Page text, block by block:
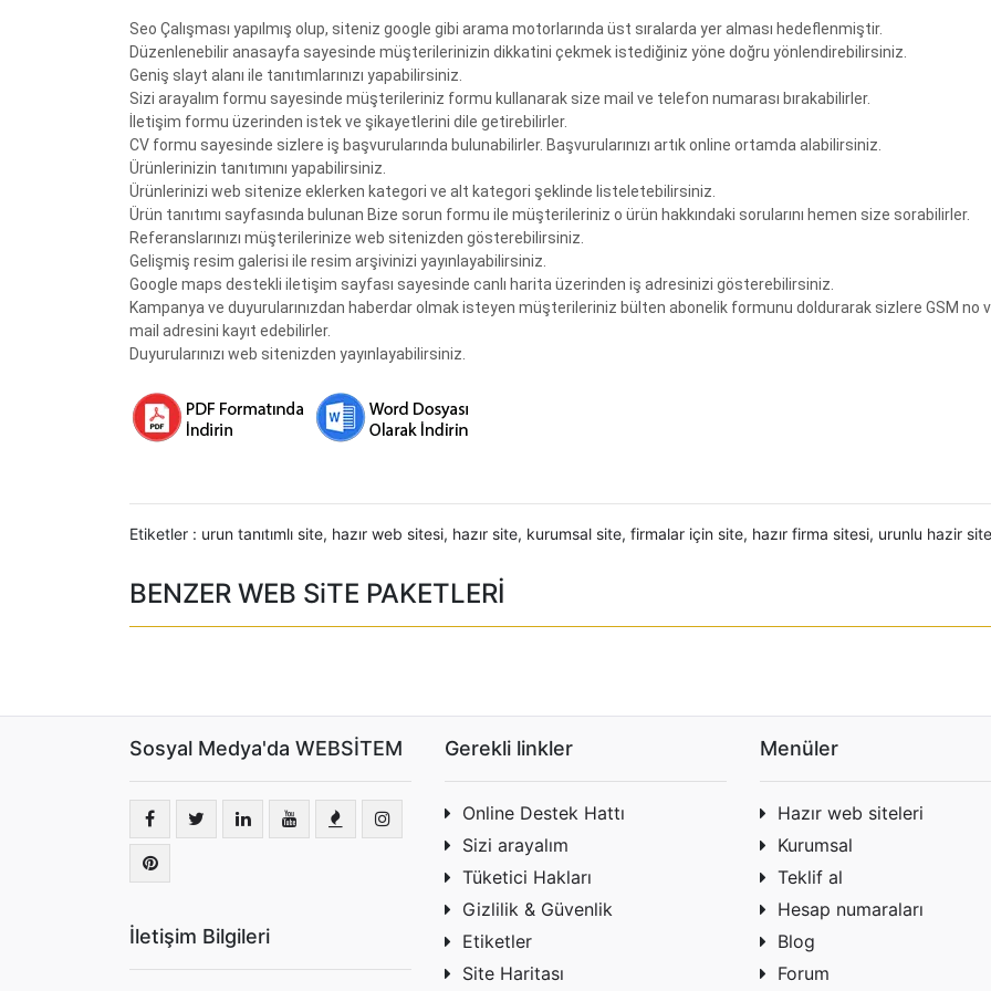
Seo Çalışması yapılmış olup, siteniz google gibi arama motorlarında üst sıralarda yer alması hedeflenmiştir.
Düzenlenebilir anasayfa sayesinde müşterilerinizin dikkatini çekmek istediğiniz yöne doğru yönlendirebilirsiniz.
Geniş slayt alanı ile tanıtımlarınızı yapabilirsiniz.
Sizi arayalım formu sayesinde müşterileriniz formu kullanarak size mail ve telefon numarası bırakabilirler.
İletişim formu üzerinden istek ve şikayetlerini dile getirebilirler.
CV formu sayesinde sizlere iş başvurularında bulunabilirler. Başvurularınızı artık online ortamda alabilirsiniz.
Ürünlerinizin tanıtımını yapabilirsiniz.
Ürünlerinizi web sitenize eklerken kategori ve alt kategori şeklinde listeletebilirsiniz.
Ürün tanıtımı sayfasında bulunan Bize sorun formu ile müşterileriniz o ürün hakkındaki sorularını hemen size sorabilirler.
Referanslarınızı müşterilerinize web sitenizden gösterebilirsiniz.
Gelişmiş resim galerisi ile resim arşivinizi yayınlayabilirsiniz.
Google maps destekli iletişim sayfası sayesinde canlı harita üzerinden iş adresinizi gösterebilirsiniz.
Kampanya ve duyurularınızdan haberdar olmak isteyen müşterileriniz bülten abonelik formunu doldurarak sizlere GSM no
mail adresini kayıt edebilirler.
Duyurularınızı web sitenizden yayınlayabilirsiniz.
Etiketler : urun tanıtımlı site, hazır web sitesi, hazır site, kurumsal site, firmalar için site, hazır firma sitesi, urunlu hazir site
BENZER WEB SiTE PAKETLERİ
Sosyal Medya'da WEBSİTEM
İletişim Bilgileri
Gerekli linkler
Online Destek Hattı
Sizi arayalım
Tüketici Hakları
Gizlilik & Güvenlik
Etiketler
Site Haritası
Menüler
Hazır web siteleri
Kurumsal
Teklif al
Hesap numaraları
Blog
Forum